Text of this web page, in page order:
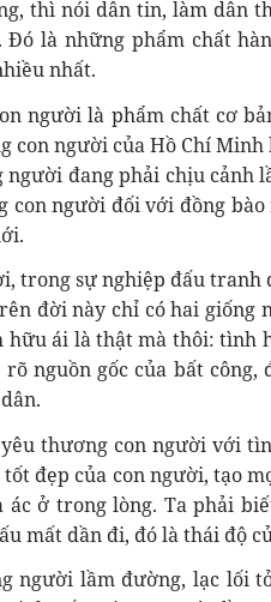
thì nói dân tin, làm dân
Đó là những phẩm chất
nhất.
người là phẩm chất cơ
con người của Hồ Chí
người đang phải chịu cảnh
người đối với đồng bào
trong sự nghiệp đấu tranh
đời này chỉ có hai
hữu ái là thật mà thôi: tình
nguồn gốc của bất
thương con người với
tốt đẹp của con người, tạo
ác ở trong lòng. Ta phải
mất dần đi, đó là thái độ
người lầm đường, lạc lối